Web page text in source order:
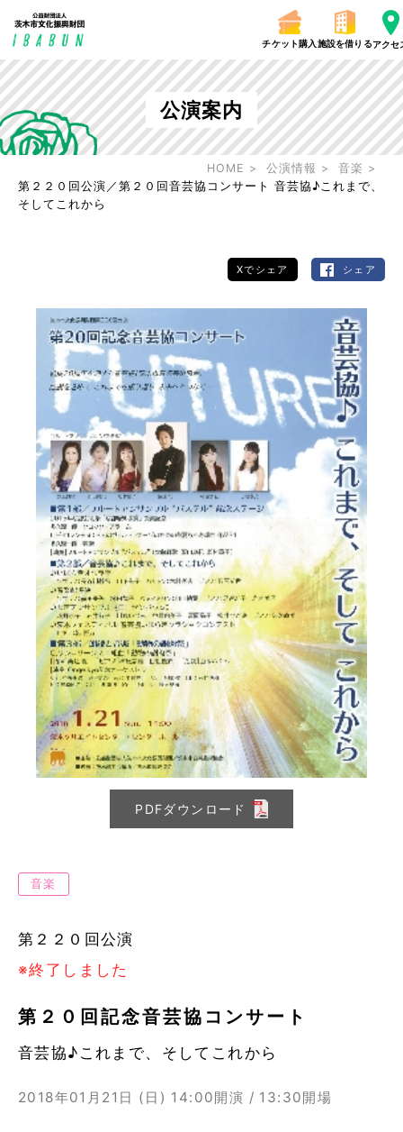
チケット購入 施設を借りるアクセ
公演案内
HOME 公演情報
音楽
第２２０回公演／第２０回音芸協コンサート 音芸協♪これまで、
そしてこれから
Xでシェア シェア
PDFダウンロード
音楽
第２２０回公演
※終了しました
第２０回記念音芸協コンサート
音芸協♪これまで、そしてこれから
2018年01月21日 (日) 14:00開演 / 13:30開場